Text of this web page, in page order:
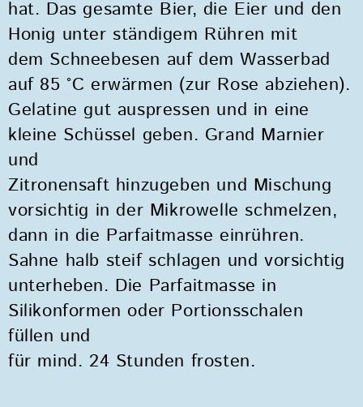
hat. Das gesamte Bier, die Eier und den
Honig unter ständigem Rühren mit
dem Schneebesen auf dem Wasserbad
auf 85 °C erwärmen (zur Rose abziehen).
Gelatine gut auspressen und in eine
kleine Schüssel geben. Grand Marnier
und
Zitronensaft hinzugeben und Mischung
vorsichtig in der Mikrowelle schmelzen,
dann in die Parfaitmasse einrühren.
Sahne halb steif schlagen und vorsichtig
unterheben. Die Parfaitmasse in
Silikonformen oder Portionsschalen
füllen und
für mind. 24 Stunden frosten.